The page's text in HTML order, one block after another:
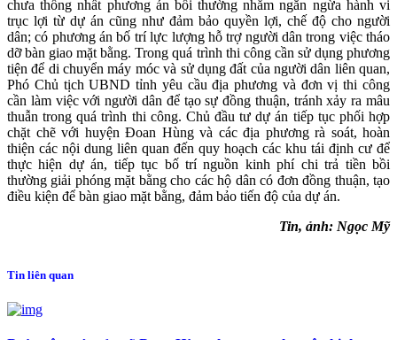
chưa thống nhất phương án bồi thường nhằm ngăn ngừa hành vi
trục lợi từ dự án cũng như đảm bảo quyền lợi, chế độ cho người
dân; có phương án bố trí lực lượng hỗ trợ người dân trong việc tháo
dỡ bàn giao mặt bằng. Trong quá trình thi công cần sử dụng phương
tiện để di chuyển máy móc và sử dụng đất của người dân liên quan,
Phó Chủ tịch UBND tỉnh yêu cầu địa phương và đơn vị thi công
cần làm việc với người dân để tạo sự đồng thuận, tránh xảy ra mâu
thuẫn trong quá trình thi công. Chủ đầu tư dự án tiếp tục phối hợp
chặt chẽ với huyện Đoan Hùng và các địa phương rà soát, hoàn
thiện các nội dung liên quan đến quy hoạch các khu tái định cư để
thực hiện dự án, tiếp tục bố trí nguồn kinh phí chi trả tiền bồi
thường giải phóng mặt bằng cho các hộ dân có đơn đồng thuận, tạo
điều kiện để bàn giao mặt bằng, đảm bảo tiến độ của dự án.
Tin, ảnh: Ngọc Mỹ
Tin liên quan